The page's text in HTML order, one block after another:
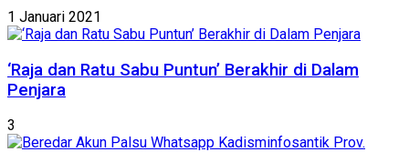
1 Januari 2021
‘Raja dan Ratu Sabu Puntun’ Berakhir di Dalam
Penjara
3